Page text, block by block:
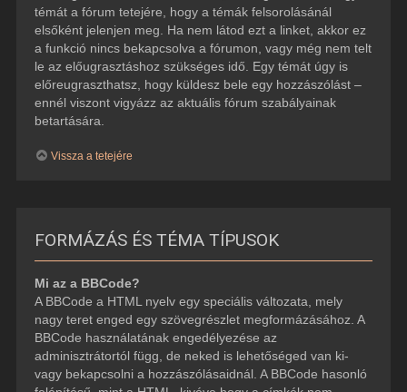
témát a fórum tetejére, hogy a témák felsorolásánál
elsőként jelenjen meg. Ha nem látod ezt a linket, akkor ez
a funkció nincs bekapcsolva a fórumon, vagy még nem telt
le az előugrasztáshoz szükséges idő. Egy témát úgy is
előreugraszthatsz, hogy küldesz bele egy hozzászólást –
ennél viszont vigyázz az aktuális fórum szabályainak
betartására.
Vissza a tetejére
FORMÁZÁS ÉS TÉMA TÍPUSOK
Mi az a BBCode?
A BBCode a HTML nyelv egy speciális változata, mely
nagy teret enged egy szövegrészlet megformázásához. A
BBCode használatának engedélyezése az
adminisztrátortól függ, de neked is lehetőséged van ki-
vagy bekapcsolni a hozzászólásaidnál. A BBCode hasonló